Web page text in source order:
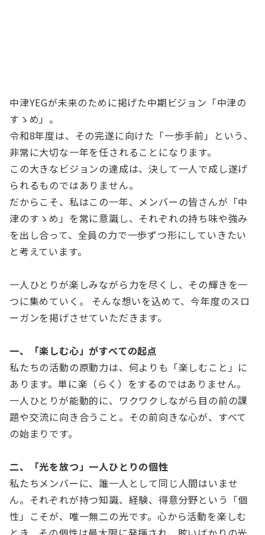
中津YEGが未来のために掲げた中期ビジョン「中津の
すゝめ」。
令和8年度は、その完遂に向けた「一歩手前」という、
非常に大切な一年を任されることになります。
この大きなビジョンの達成は、決して一人で成し遂げ
られるものではありません。
だからこそ、私はこの一年、メンバーの皆さんが「中
津のすゝめ」を常に意識し、それぞれの持ち味や強み
を出し合って、全員の力で一歩ずつ形にしていきたい
と考えています。
一人ひとりが楽しみながら力を尽くし、その輝きを一
つに集めていく。 そんな想いを込めて、今年度のスロ
ーガンを掲げさせていただきます。
一、「楽しむ心」がすべての起点
私たちの活動の原動力は、何よりも「楽しむこと」に
あります。単に楽（らく）をするのではありません。
一人ひとりが能動的に、ワクワクしながら目の前の課
題や交流に向き合うこと。その前向きな心が、すべて
の始まりです。
二、「光を放つ」一人ひとりの個性
私たちメンバーに、誰一人として同じ人間はいませ
ん。それぞれが持つ知識、経験、得意分野という「個
性」こそが、唯一無二の光です。心から活動を楽しむ